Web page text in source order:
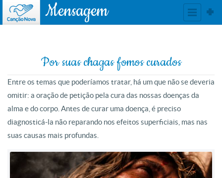
Mensagem
Por suas chagas fomos curados
Entre os temas que poderíamos tratar, há um que não se deveria
omitir: a oração de petição pela cura das nossas doenças da
alma e do corpo. Antes de curar uma doença, é preciso
diagnosticá-la não reparando nos efeitos superficiais, mas nas
suas causas mais profundas.